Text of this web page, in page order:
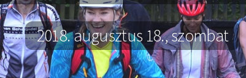
2018. augusztus 18., szombat